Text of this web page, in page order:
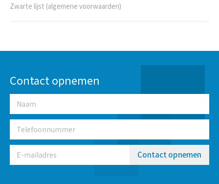
Zwarte lijst (algemene voorwaarden)
Contact opnemen
Contact opnemen